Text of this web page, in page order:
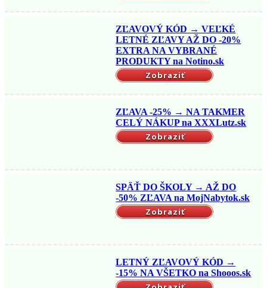
ZĽAVOVÝ KÓD → VEĽKÉ
LETNÉ ZĽAVY AŽ DO -20%
EXTRA NA VYBRANÉ
PRODUKTY na Notino.sk
Zobraziť
ZĽAVA -25% → NA TAKMER
CELÝ NÁKUP na XXXLutz.sk
Zobraziť
SPÄŤ DO ŠKOLY → AŽ DO
-50% ZĽAVA na MojNabytok.sk
Zobraziť
LETNÝ ZĽAVOVÝ KÓD →
-15% NA VŠETKO na Shooos.sk